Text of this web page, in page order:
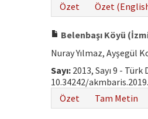
Özet
Özet
Belenbaşı Köyü
Nuray Yılmaz, Ayşegül
Sayı: 2013, Sayı 9 - Türk
10.34242/
Özet Tam Metin